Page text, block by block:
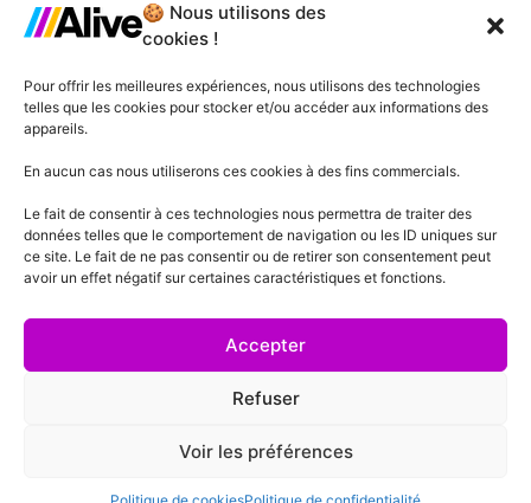
🍪 Nous utilisons des
cookies !
Pour offrir les meilleures expériences, nous utilisons des technologies
telles que les cookies pour stocker et/ou accéder aux informations des
appareils.
En aucun cas nous utiliserons ces cookies à des fins commercials.
Le fait de consentir à ces technologies nous permettra de traiter des
données telles que le comportement de navigation ou les ID uniques sur
ce site. Le fait de ne pas consentir ou de retirer son consentement peut
avoir un effet négatif sur certaines caractéristiques et fonctions.
Accepter
Refuser
Voir les préférences
Agence de Lille
Agence de Plessis-Pâté
Agence d'Angers
Agence de Lyon
Agence de Cannes
Conditions générales de vente